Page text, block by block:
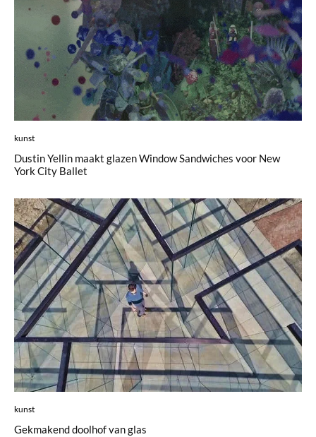
kunst
Dustin Yellin maakt glazen Window Sandwiches voor New
York City Ballet
kunst
Gekmakend doolhof van glas